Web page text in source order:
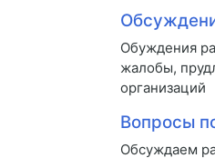
Обуждения
жалобы,
организаций
Вопросы
Обсуждаем